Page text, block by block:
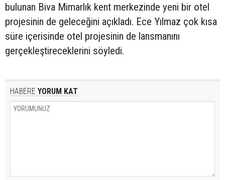
bulunan Biva Mimarlık kent merkezinde yeni bir otel
projesinin de geleceğini açıkladı. Ece Yılmaz çok kısa
süre içerisinde otel projesinin de lansmanını
gerçekleştireceklerini söyledi.
HABERE YORUM KAT